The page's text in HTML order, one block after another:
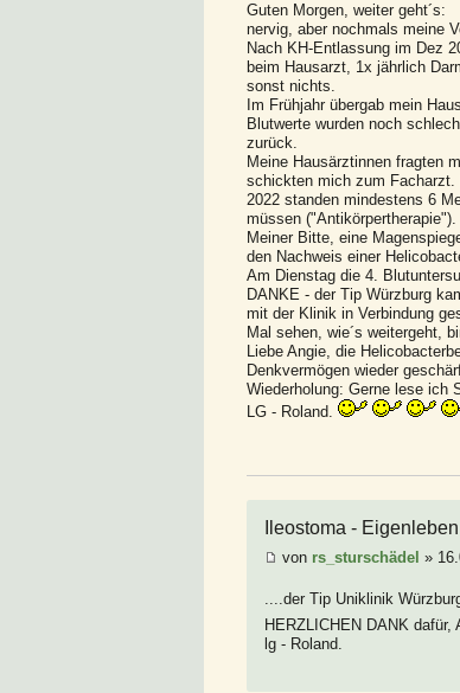
Guten Morgen, weiter geht´s:
nervig, aber nochmals meine
Nach KH-Entlassung im Dez
beim Hausarzt, 1x jährlich
sonst nichts.
Im Frühjahr übergab mein
Blutwerte wurden noch
zurück.
Meine Hausärztinnen fragten
schickten mich zum
2022 standen mindestens 6
müssen ("Antikörpertherapie").
Meiner Bitte, eine
den Nachweis einer
Am Dienstag die 4.
DANKE - der Tip Würzburg
mit der Klinik in Verbindung
Mal sehen, wie´s weitergeht,
Liebe Angie, die
Denkvermögen wieder
Wiederholung: Gerne lese ich
LG - Roland.
Ileostoma -
von rs_sturschädel »
....der Tip Uniklinik
HERZLICHEN DANK dafür,
lg - Roland.